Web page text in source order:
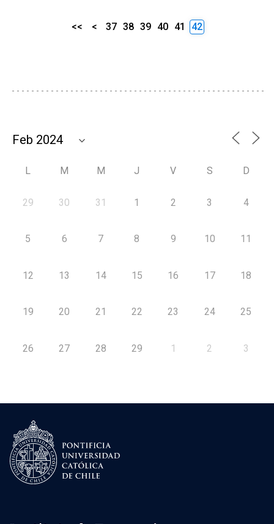
<< < 37 38 39 40 41 42
L M M J V S D
29 30 31 1 2 3 4
5 6 7 8 9 10 11
12 13 14 15 16 17 18
19 20 21 22 23 24 25
26 27 28 29 1 2 3